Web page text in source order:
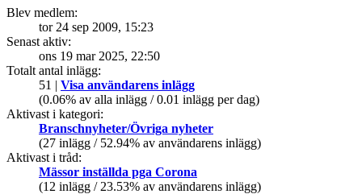
Blev medlem:
tor 24 sep 2009, 15:23
Senast aktiv:
ons 19 mar 2025, 22:50
Totalt antal inlägg:
51 | Visa användarens inlägg
(0.06% av alla inlägg / 0.01 inlägg per dag)
Aktivast i kategori:
Branschnyheter/Övriga nyheter
(27 inlägg / 52.94% av användarens inlägg)
Aktivast i tråd:
Mässor inställda pga Corona
(12 inlägg / 23.53% av användarens inlägg)